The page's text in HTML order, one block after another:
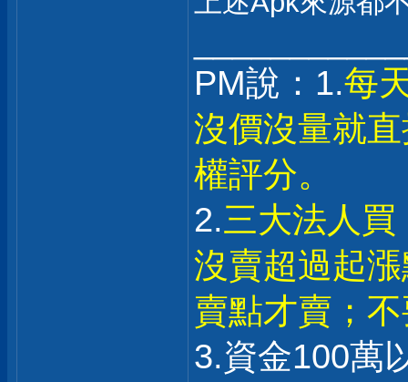
PM說：1.每
沒價沒量就
權評分。
2.三大法人
沒賣超過起
賣點才賣；
3.資金100萬